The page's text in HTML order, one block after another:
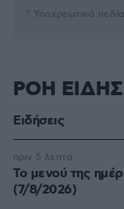
* Υποχρεωτικά πεδία
ΡΟΗ
Ειδήσεις
Το μενού της
(7/8/2026)
πριν 5 λεπτά